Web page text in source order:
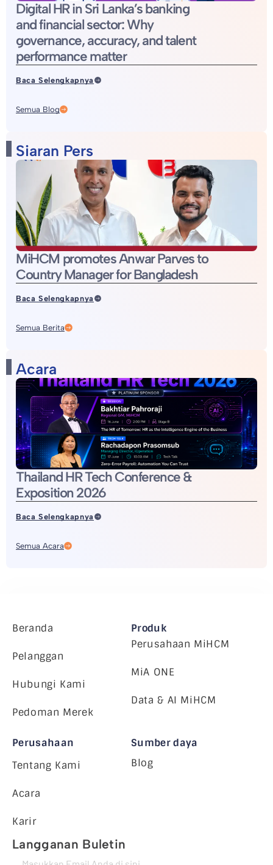
Digital HR in Sri Lanka’s banking
and financial sector: Why
governance, accuracy, and talent
performance matter
Baca Selengkapnya
Semua Blog
Siaran Pers
MiHCM promotes Anwar Parves to
Country Manager for Bangladesh
Baca Selengkapnya
Semua Berita
Acara
Thailand HR Tech Conference &
Exposition 2026
Baca Selengkapnya
Semua Acara
Beranda
Pelanggan
Hubungi Kami
Pedoman Merek
Produk
Perusahaan MiHCM
MiA ONE
Data & AI MiHCM
Perusahaan
Tentang Kami
Acara
Karir
Sumber daya
Blog
Langganan Buletin